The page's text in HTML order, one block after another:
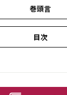
巻頭言
目次